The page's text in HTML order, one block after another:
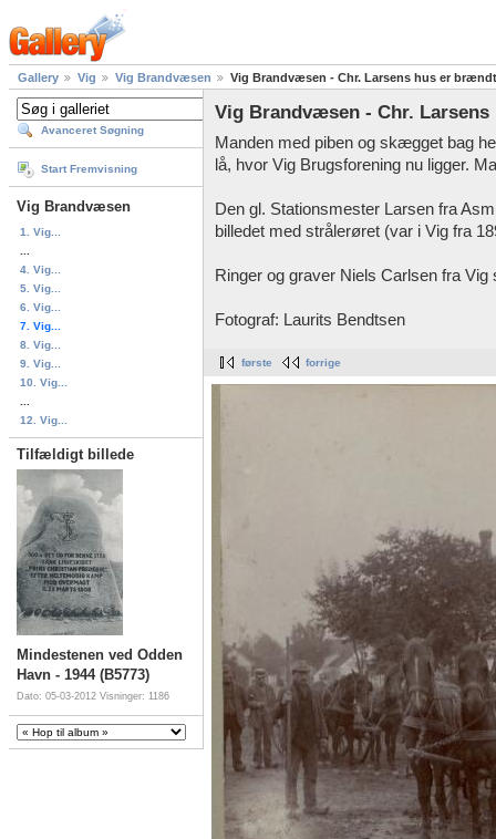
Gallery Vig Vig Brandvæsen Vig Brandvæsen - Chr. Larsens hus er brændt
Avanceret Søgning
Start Fremvisning
Vig Brandvæsen
1. Vig...
4. Vig...
5. Vig...
6. Vig...
7. Vig...
8. Vig...
9. Vig...
10. Vig...
12. Vig...
Tilfældigt billede
Mindestenen ved Odden
Havn - 1944 (B5773)
Dato: 05-03-2012 Visninger: 1186
Vig Brandvæsen - Chr.
Manden med piben og skægget bag
lå, hvor Vig Brugsforening nu ligger.
Den gl. Stationsmester Larsen fra
billedet med strålerøret (var i Vig fra
Ringer og graver Niels Carlsen fra
Fotograf: Laurits Bendtsen
første forrige